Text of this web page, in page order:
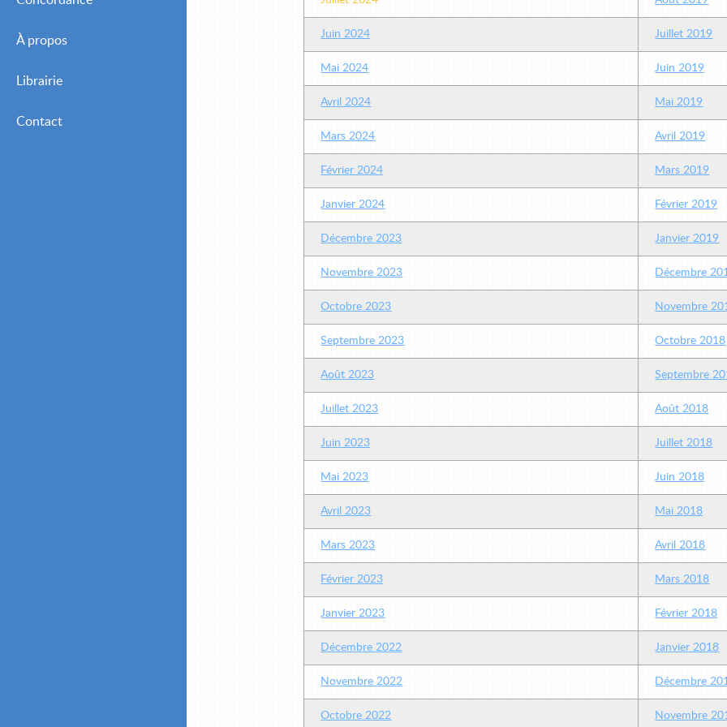
À propos
Librairie
Contact
Juin 2024 Juillet 2019
Mai 2024 Juin 2019
Avril 2024 Mai 2019
Mars 2024 Avril 2019
Février 2024 Mars 2019
Janvier 2024 Février 2019
Décembre 2023 Janvier 2019
Novembre 2023 Décembre
Octobre 2023 Novembre
Septembre 2023 Octobre 2018
Août 2023 Septembre
Juillet 2023 Août 2018
Juin 2023 Juillet 2018
Mai 2023 Juin 2018
Avril 2023 Mai 2018
Mars 2023 Avril 2018
Février 2023 Mars 2018
Janvier 2023 Février 2018
Décembre 2022 Janvier 2018
Novembre 2022 Décembre
Octobre 2022 Novembre